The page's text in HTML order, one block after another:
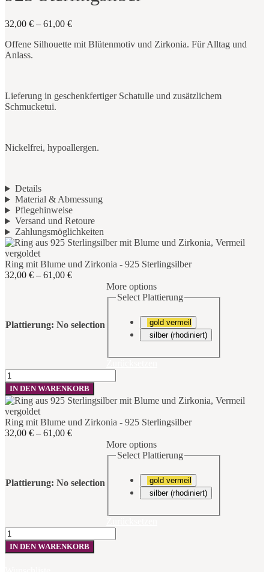
32,00 € – 61,00 €
Offene Silhouette mit Blütenmotiv und Zirkonia. Für Alltag und
Anlass.
Lieferung in geschenkfertiger Schatulle und zusätzlichem
Schmucketui.
Nickelfrei, hypoallergen.
Details
Material & Abmessung
Pflegehinweise
Versand und Retoure
Zahlungsmöglichkeiten
Add
to
Cart
Ring mit Blume und Zirkonia - 925 Sterlingsilber
32,00 € – 61,00 €
Plattierung: No selection
More options
Select Plattierung
gold vermeil
silber (rhodiniert)
Ring
mit
Blume
und
Zirkonia
-
925
IN DEN WARENKORB
Add
to
Cart
Ring mit Blume und Zirkonia - 925 Sterlingsilber
32,00 € – 61,00 €
Plattierung: No selection
More options
Select Plattierung
gold vermeil
silber (rhodiniert)
Ring
mit
Blume
IN DEN WARENKORB